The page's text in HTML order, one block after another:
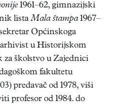
1961–62, gimnazijski
listaMala štampa1967–
Općinskoga
u Historijskom
za školstvo u Zajednici
fakultetu
predavač od 1978, viši
profesor od 1984. do